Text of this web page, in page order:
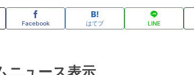
Facebook はてブ LINE